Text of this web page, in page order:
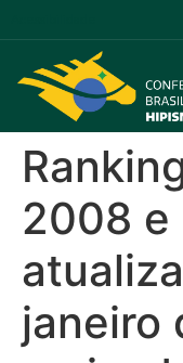
2008 e
janeiro